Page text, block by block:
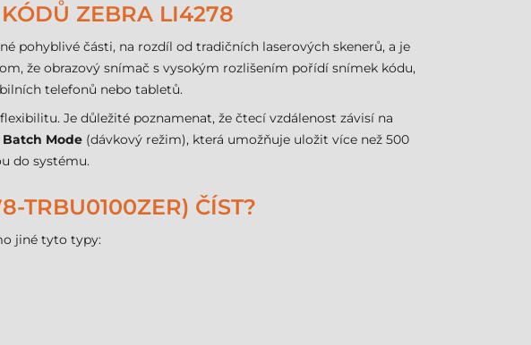
KÓDŮ ZEBRA LI4278
pohyblivé části, na rozdíl od tradičních laserových skenerů, a je
že obrazový snímač s vysokým rozlišením pořídí snímek kódu,
telefonů nebo tabletů.
Je důležité poznamenat, že čtecí vzdálenost závisí na
Batch Mode (dávkový režim), která umožňuje uložit více než 500
do systému.
TRBU0100ZER) ČÍST?
jiné tyto typy: